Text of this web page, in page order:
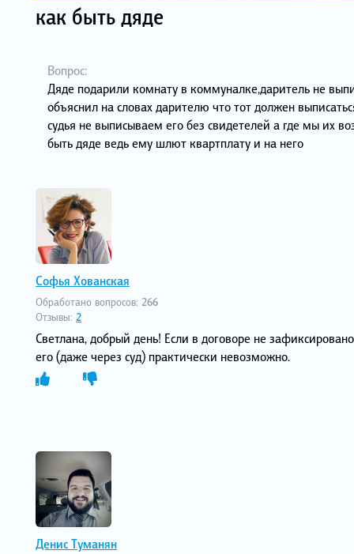
как быть дяде
Вопрос:
Дяде подарили комнату в коммуналке,даритель не
объяснил на словах дарителю что тот должен
судья не выписываем его без свидетелей а где мы их
быть дяде ведь ему шлют квартплату и на него
Софья Хованская
Обработано вопросов: 266
Отзывы: 2
Светлана, добрый день! Если в договоре не
его (даже через суд) практически невозможно.
Денис Туманян